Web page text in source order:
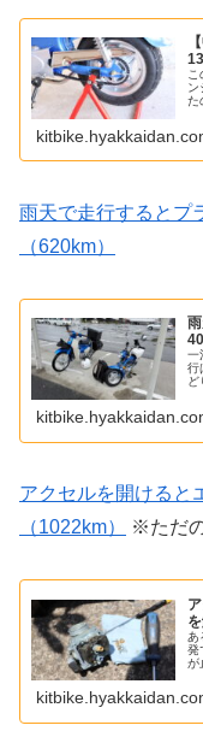
ン
た
雨天で走行するとプ
（620km）
一
行
ど
アクセルを開けると
（1022km）
※ただ
あ
発
が